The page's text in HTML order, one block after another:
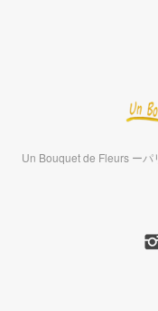
Un Bouquet de Fleurs ーパ